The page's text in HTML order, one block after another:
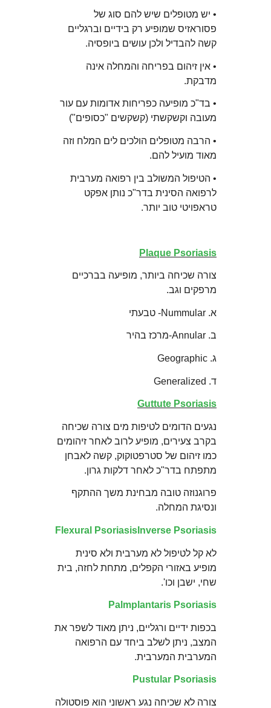
• יש מטופלים שיש להם סוג של
פסוראזיס שמופיע רק בידיים וברגליים
קשה להבדיל ולכן עושים ביופסיה.
• אין זיהום בפריחה והמחלה אינה
מדבקת.
• בד"כ מופיעה כפריחות אדומות עם עור
מעובה וקשקשתי (קשקשים "כסופים")
• הרבה מטופלים הולכים לים המלח וזה
מאוד מועיל להם.
• הטיפול המשולב בין רפואה מערבית
לרפואה הסינית בדר"כ נותן אפקט
טראפויטי טוב יותר.
Plaque Psoriasis
צורה שכיחה ביותר, מופיעה בברכיים
מרפקים וגב.
א. Nummular- טבעתי
ב. Annular-מרכז בהיר
ג. Geographic
ד. Generalized
Guttute Psoriasis
נגעים הדומים לטיפות מים צורה שכיחה
בקרב צעירים, מופיע לרוב לאחר זיהומים
כמו זיהום של סטרפטוקוק, קשה לאבחן
מתפתח בדר"כ לאחר דלקות גרון.
פרוגנוזה טובה מבחינת משך ההתקף
ונסיגת המחלה.
Flexural PsoriasisInverse Psoriasis
לא קל לטיפול לא מערבית ולא סינית
מופיע באזורי הקפלים, מתחת לחזה, בית
שחי, ישבן וכו'.
Palmplantaris Psoriasis
בכפות ידיים ורגליים, ניתן מאוד לשפר את
המצב, ניתן לשלב ביחד עם הרפואה
המערבית המערבית.
Pustular Psoriasis
צורה לא שכיחה נגע ראשוני הוא פוסטולה